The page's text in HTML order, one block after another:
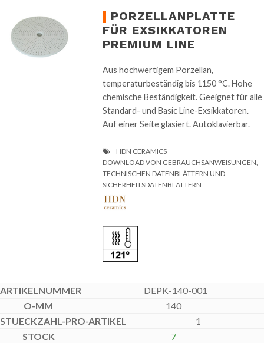
PORZELLANPLATTE
FÜR EXSIKKATOREN
PREMIUM LINE
Aus hochwertigem Porzellan,
temperaturbeständig bis 1150 °C. Hohe
chemische Beständigkeit. Geeignet für alle
Standard- und Basic Line-Exsikkatoren.
Auf einer Seite glasiert. Autoklavierbar.
DOWNLOAD VON GEBRAUCHSANWEISUNGEN,
TECHNISCHEN DATENBLÄTTERN UND
SICHERHEITSDATENBLÄTTERN
DEPK-140-001
140
1
7